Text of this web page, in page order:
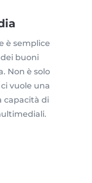
è semplice
buoni
Non è solo
vuole una
capacità di